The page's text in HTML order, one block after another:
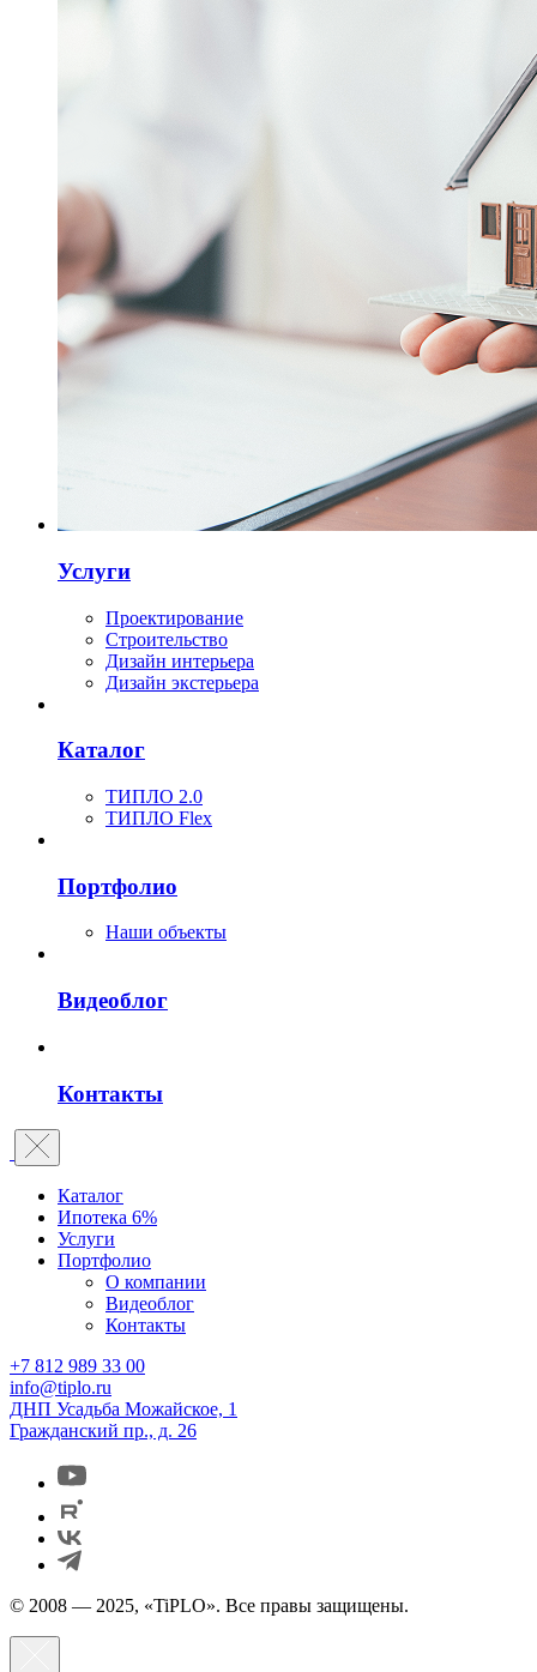
Услуги
Проектирование
Строительство
Дизайн интерьера
Дизайн экстерьера
Каталог
ТИПЛО 2.0
ТИПЛО Flex
Портфолио
Наши объекты
Видеоблог
Контакты
Каталог
Ипотека 6%
Услуги
Портфолио
О компании
Видеоблог
Контакты
+7 812 989 33 00
info@tiplo.ru
ДНП Усадьба Можайское, 1
Гражданский пр., д. 26
© 2008 — 2025, «TiPLO». Все правы защищены.